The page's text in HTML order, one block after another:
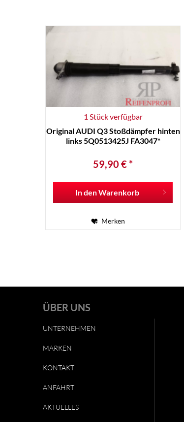
1 Stück verfügbar
Original AUDI Q3 Stoßdämpfer hinten
links 5Q0513425J FA3047*
59,90 € *
In denWarenkorb
Merken
ÜBER UNS
UNTERNEHMEN
MARKEN
KONTAKT
ANFAHRT
AKTUELLES